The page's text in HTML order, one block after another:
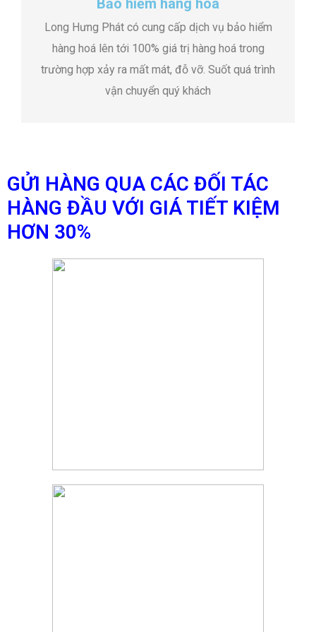
Bảo hiểm hàng hóa
Long Hưng Phát có cung cấp dịch vụ bảo hiểm
hàng hoá lên tới 100% giá trị hàng hoá trong
trường hợp xảy ra mất mát, đỗ vỡ. Suốt quá trình
vận chuyển quý khách
GỬI HÀNG QUA CÁC ĐỐI TÁC
HÀNG ĐẦU VỚI GIÁ TIẾT KIỆM
HƠN 30%